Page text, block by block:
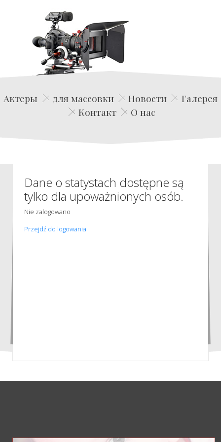
Edwin Film Agencja Aktorska
Актеры для массовки Новости
Галерея
Контакт
О нас
Dane o statystach dostępne są
tylko dla upoważnionych osób.
Nie zalogowano
Przejdź do logowania